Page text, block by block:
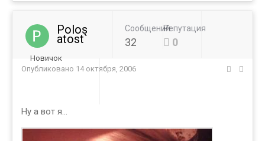
Polos
atost`
Новичок
Сообщений
32
Репутация
0
Опубликовано 14 октября, 2006
Ну а вот я...